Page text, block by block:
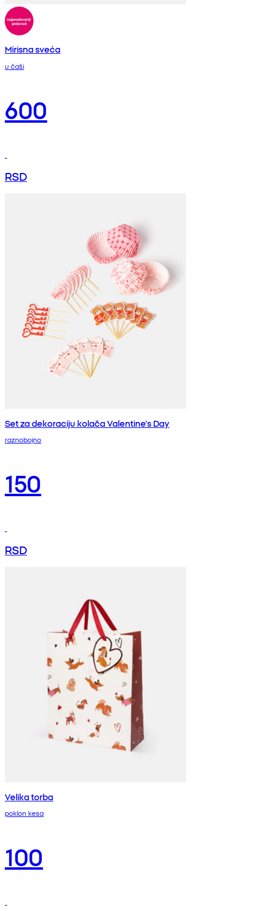
Mirisna sveća
u čaši
600
RSD
Set za dekoraciju kolača Valentine's Day
raznobojno
150
RSD
Velika torba
poklon kesa
100